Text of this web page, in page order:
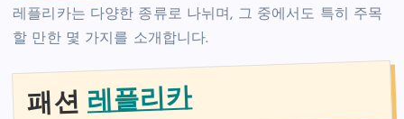
레플리카는 다양한 종류로 나뉘며, 그 중에서도 특히 주목
할 만한 몇 가지를 소개합니다.
패션 레플리카